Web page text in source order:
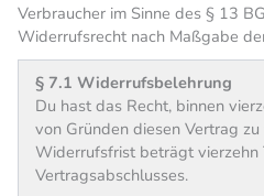
Verbraucher im Sinne des § 13
Widerrufsrecht nach Maßgabe
§ 7.1 Widerrufsbelehrung
Du hast das Recht, binnen
von Gründen diesen Vertrag
Widerrufsfrist beträgt vierzehn
Vertragsabschlusses.